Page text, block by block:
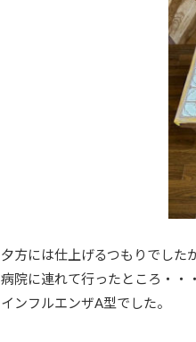
夕方には仕上げるつもりでした
病院に連れて行ったところ・・・
インフルエンザA型でした。